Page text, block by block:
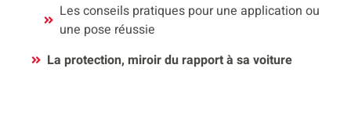
Les conseils pratiques pour une application ou
une pose réussie
La protection, miroir du rapport à sa voiture